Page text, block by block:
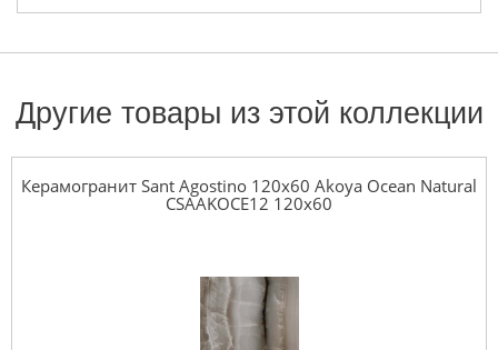
Другие товары из этой коллекции
Керамогранит Sant Agostino 120x60 Akoya Ocean Natural
CSAAKOCE12 120x60